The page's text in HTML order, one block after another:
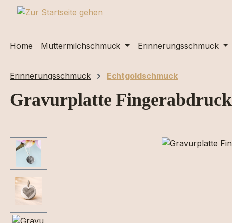
Hauptinhalt springen
Zur Suche springen
Zur Hauptnavigation springen
Home Muttermilchschmuck Erinnerungsschmuck
Erinnerungsschmuck Echtgoldschmuck
Gravurplatte Fingerabdruck
Bildergalerie überspringen